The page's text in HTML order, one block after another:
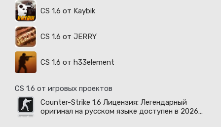
CS 1.6 от Kaybik
CS 1.6 от JERRY
CS 1.6 от h33element
CS 1.6 от игровых проектов
Counter-Strike 1.6 Лицензия: Легендарный
оригинал на русском языке доступен в 2026